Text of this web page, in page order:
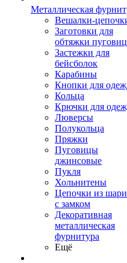
Металлическая
Вешалки-
Заготовки для
обтяжки пуговиц
Застежки для
бейсболок
Карабины
Кнопки для
Кольца
Крючки для
Люверсы
Полукольца
Пряжки
Пуговицы
джинсовые
Пукля
Хольнитены
Цепочки из
с замком
Декоративная
металлическая
фурнитура
Ещё